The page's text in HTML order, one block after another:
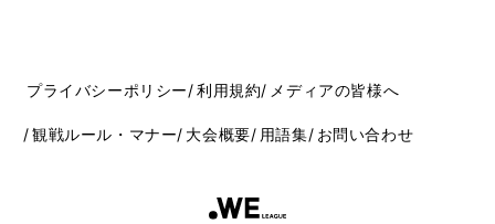
プライバシーポリシー 利用規約 メディアの皆様へ
観戦ルール・マナー 大会概要 用語集 お問い合わせ